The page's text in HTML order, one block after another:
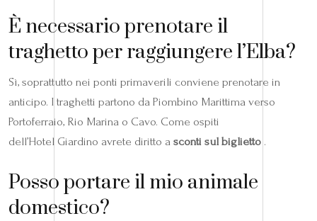
È necessario prenotare il
traghetto per raggiungere l’Elba?
Sì, soprattutto nei ponti primaverili conviene prenotare in
anticipo. I traghetti partono da Piombino Marittima verso
Portoferraio, Rio Marina o Cavo. Come ospiti
dell’Hotel Giardino avrete diritto a sconti sul biglietto .
Posso portare il mio animale
domestico?